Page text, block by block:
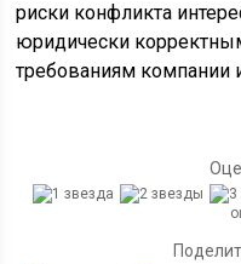
риски конфликта
юридически
требованиям компании